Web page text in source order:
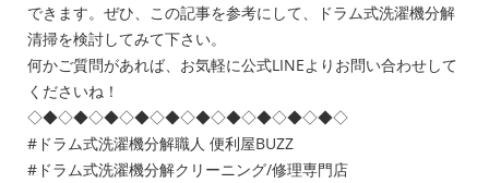
できます。ぜひ、この記事を参考にして、ドラム式洗濯機分解
清掃を検討してみて下さい。
何かご質問があれば、お気軽に公式LINEよりお問い合わせして
くださいね！
◇◆◇◆◇◆◇◆◇◆◇◆◇◆◇◆◇◆◇◆◇
#ドラム式洗濯機分解職人 便利屋BUZZ
#ドラム式洗濯機分解クリーニング/修理専門店